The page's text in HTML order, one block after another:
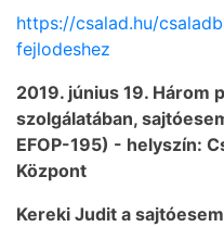
https://csalad.hu/
fejlodeshez
2019. június 19. Három
szolgálatában,
EFOP-195) - helyszín:
Központ
Kereki Judit a